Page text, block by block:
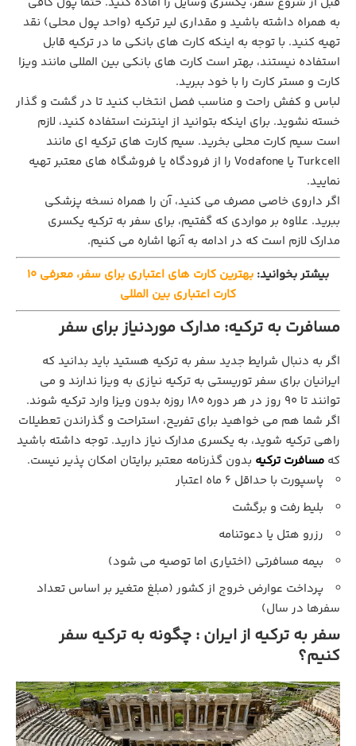
به همراه داشته باشید و مقداری لیر ترکیه (واحد پول محلی) نقد
تهیه کنید. با توجه به اینکه کارت های بانکی ما در ترکیه قابل
استفاده نیستند، بهتر است کارت‌ های بانکی بین‌ المللی مانند ویزا
کارت و مستر کارت را با خود ببرید.
لباس و کفش راحت و مناسب فصل انتخاب کنید تا در گشت‌ و گذار
خسته نشوید. برای اینکه بتوانید از اینترنت استفاده کنید، لازم
است سیم کارت محلی بخرید. سیم‌ کارت‌ های ترکیه‌ ای مانند
Turkcell یا Vodafone را از فرودگاه یا فروشگاه های معتبر تهیه
نمایید.
اگر داروی خاصی مصرف می کنید، آن را همراه نسخه پزشکی
ببرید. علاوه بر مواردی که گفتیم، برای سفر به ترکیه یکسری
مدارک لازم است که در ادامه به آنها اشاره می کنیم.
بیشتر بخوانید:
بهترین کارت های اعتباری برای سفر، معرفی 10
کارت اعتباری بین المللی
مسافرت به ترکیه: مدارک موردنیاز برای سفر
اگر به دنبال شرایط جدید سفر به ترکیه هستید باید بدانید که
ایرانیان برای سفر توریستی به ترکیه نیازی به ویزا ندارند و می‌
توانند تا ۹۰ روز در هر دوره ۱۸۰ روزه بدون ویزا وارد ترکیه شوند.
اگر شما هم می خواهید برای تفریح، استراحت و گذراندن تعطیلات
راهی ترکیه شوید، به یکسری مدارک نیاز دارید. توجه داشته باشید
که مسافرت ترکیه بدون گذرنامه معتبر برایتان امکان پذیر نیست.
پاسپورت با حداقل ۶ ماه اعتبار
بلیط رفت و برگشت
رزرو هتل یا دعوتنامه
بیمه مسافرتی (اختیاری اما توصیه می‌ شود)
پرداخت عوارض خروج از کشور (مبلغ متغیر بر اساس تعداد
سفرها در سال)
سفر به ترکیه از ایران : چگونه به ترکیه سفر
کنیم؟